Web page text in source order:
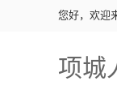
您好，欢迎
项城